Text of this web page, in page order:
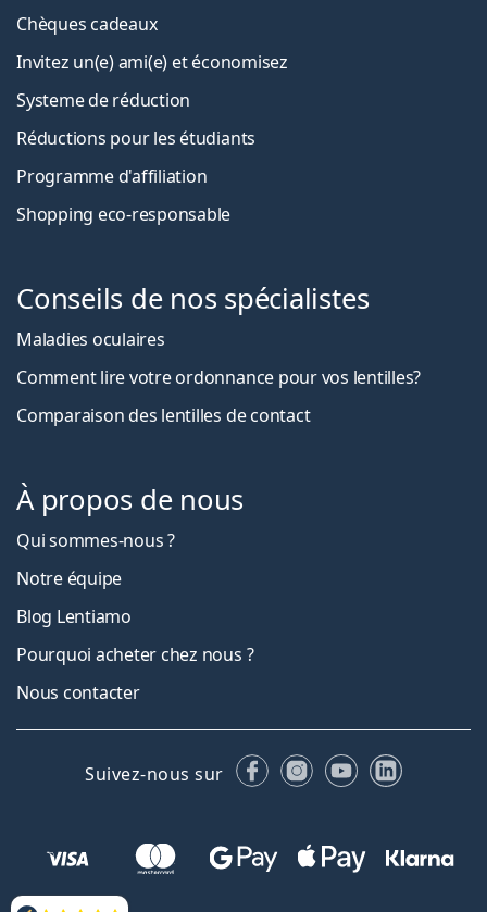
Chèques cadeaux
Invitez un(e) ami(e) et économisez
Systeme de réduction
Réductions pour les étudiants
Programme d'affiliation
Shopping eco-responsable
Conseils de nos spécialistes
Maladies oculaires
Comment lire votre ordonnance pour vos lentilles?
Comparaison des lentilles de contact
À propos de nous
Qui sommes-nous ?
Notre équipe
Blog Lentiamo
Pourquoi acheter chez nous ?
Nous contacter
Suivez-nous sur FacebookInstagram
YouTubeLinkedIn